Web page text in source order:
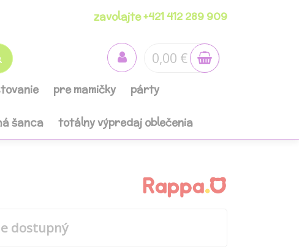
zavolajte +421 412 289 909
0,00 €
pre mamičky párty
šanca totálny výpredaj oblečenia
dostupný